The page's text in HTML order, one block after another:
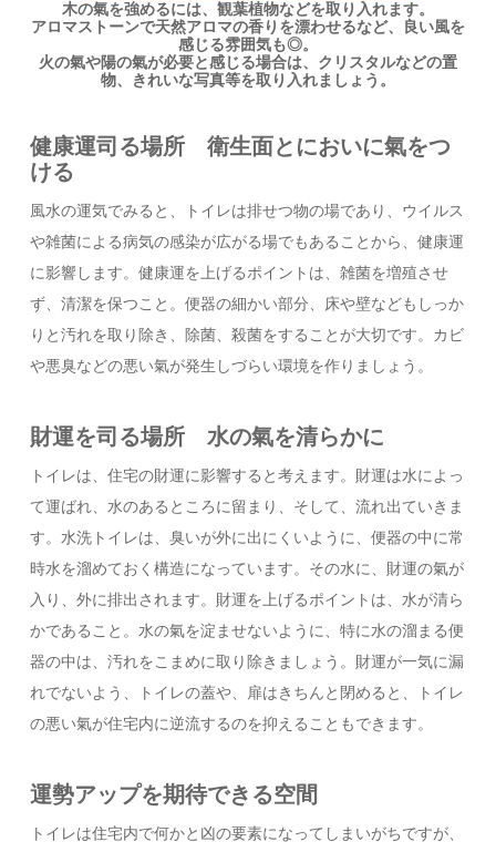
木の氣を強めるには、観葉植物などを取り入れます。
アロマストーンで天然アロマの香りを漂わせるなど、良い風を
感じる雰囲気も◎。
火の氣や陽の氣が必要と感じる場合は、クリスタルなどの置
物、きれいな写真等を取り入れましょう。
健康運司る場所 衛生面とにおいに氣をつ
ける
風水の運気でみると、トイレは排せつ物の場であり、ウイルス
や雑菌による病気の感染が広がる場でもあることから、健康運
に影響します。健康運を上げるポイントは、雑菌を増殖させ
ず、清潔を保つこと。便器の細かい部分、床や壁などもしっか
りと汚れを取り除き、除菌、殺菌をすることが大切です。カビ
や悪臭などの悪い氣が発生しづらい環境を作りましょう。
財運を司る場所 水の氣を清らかに
トイレは、住宅の財運に影響すると考えます。財運は水によっ
て運ばれ、水のあるところに留まり、そして、流れ出ていきま
す。水洗トイレは、臭いが外に出にくいように、便器の中に常
時水を溜めておく構造になっています。その水に、財運の氣が
入り、外に排出されます。財運を上げるポイントは、水が清ら
かであること。水の氣を淀ませないように、特に水の溜まる便
器の中は、汚れをこまめに取り除きましょう。財運が一気に漏
れでないよう、トイレの蓋や、扉はきちんと閉めると、トイレ
の悪い氣が住宅内に逆流するのを抑えることもできます。
運勢アップを期待できる空間
トイレは住宅内で何かと凶の要素になってしまいがちですが、